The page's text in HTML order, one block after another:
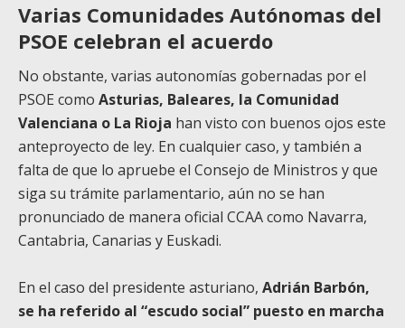
Varias Comunidades Autónomas del
PSOE celebran el acuerdo
No obstante, varias autonomías gobernadas por el
PSOE como Asturias, Baleares, la Comunidad
Valenciana o La Rioja han visto con buenos ojos este
anteproyecto de ley. En cualquier caso, y también a
falta de que lo apruebe el Consejo de Ministros y que
siga su trámite parlamentario, aún no se han
pronunciado de manera oficial CCAA como Navarra,
Cantabria, Canarias y Euskadi.
En el caso del presidente asturiano, Adrián Barbón,
se ha referido al “escudo social” puesto en marcha